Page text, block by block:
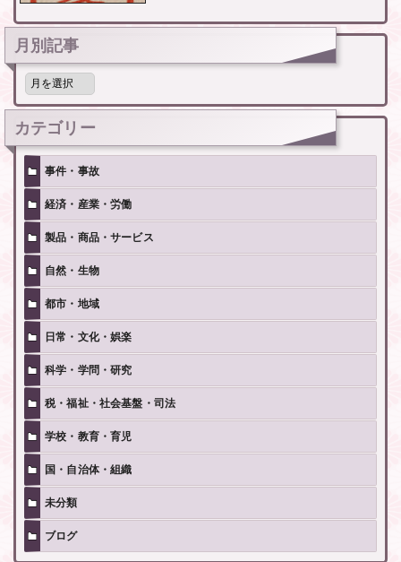
月別記事
月
記
事
カテゴリー
事件・事故
経済・産業・労働
製品・商品・サービス
自然・生物
都市・地域
日常・文化・娯楽
科学・学問・研究
税・福祉・社会基盤・司法
学校・教育・育児
国・自治体・組織
未分類
ブログ